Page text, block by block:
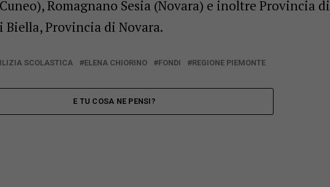
Romagnano Sesia (Novara) e inoltre Provincia di
Biella, Provincia di Novara.
SCOLASTICA ELENA CHIORINO FONDI REGIONE PIEMONTE
E TU COSA NE PENSI?